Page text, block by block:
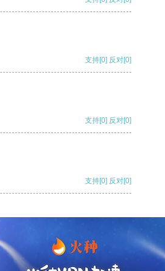
支持[0] 反对[0]
支持[0] 反对[0]
支持[0] 反对[0]
支持